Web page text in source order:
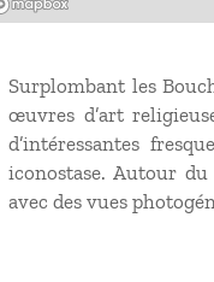
Surplombant les
œuvres d’art
d’intéressantes
iconostase. Autour
avec des vues